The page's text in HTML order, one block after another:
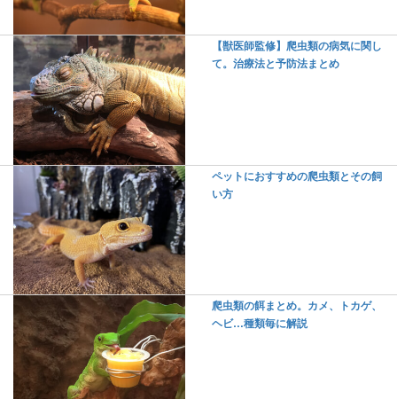
【獣医師監修】爬虫類の病気に関し
て。治療法と予防法まとめ
ペットにおすすめの爬虫類とその飼
い方
爬虫類の餌まとめ。カメ、トカゲ、
ヘビ…種類毎に解説